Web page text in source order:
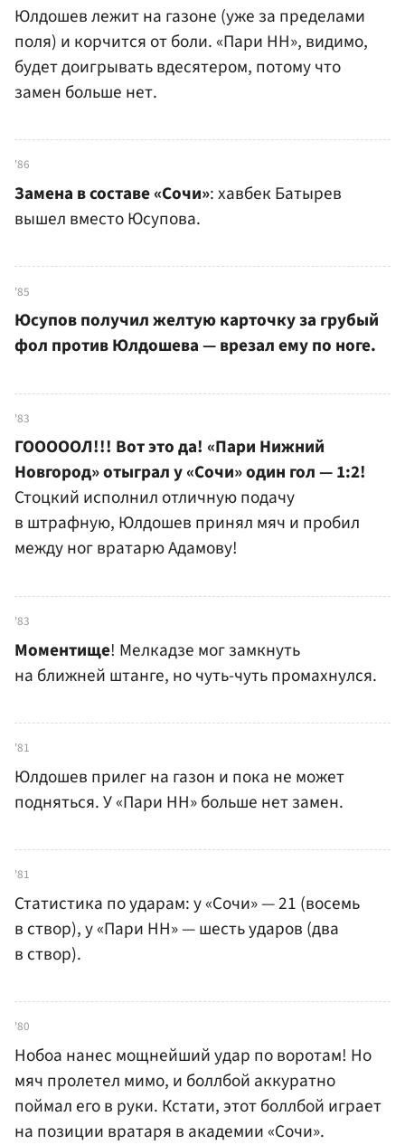
Юлдошев лежит на газоне (уже за пределами
поля) и корчится от боли. «Пари НН», видимо,
будет доигрывать вдесятером, потому что
замен больше нет.
'86
Замена в составе «Сочи»: хавбек Батырев
вышел вместо Юсупова.
'85
Юсупов получил желтую карточку за грубый
фол против Юлдошева — врезал ему по ноге.
'83
ГОООООЛ!!! Вот это да! «Пари Нижний
Новгород» отыграл у «Сочи» один гол — 1:2!
Стоцкий исполнил отличную подачу
в штрафную, Юлдошев принял мяч и пробил
между ног вратарю Адамову!
'83
Моментище! Мелкадзе мог замкнуть
на ближней штанге, но чуть-чуть промахнулся.
'81
Юлдошев прилег на газон и пока не может
подняться. У «Пари НН» больше нет замен.
'81
Статистика по ударам: у «Сочи» — 21 (восемь
в створ), у «Пари НН» — шесть ударов (два
в створ).
'80
Нобоа нанес мощнейший удар по воротам! Но
мяч пролетел мимо, и боллбой аккуратно
поймал его в руки. Кстати, этот боллбой играет
на позиции вратаря в академии «Сочи».